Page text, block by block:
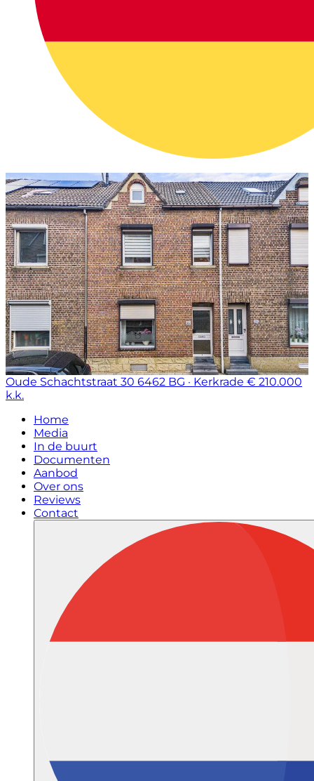
Oude Schachtstraat 30 6462 BG · Kerkrade € 210.000
k.k.
Home
Media
In de buurt
Documenten
Aanbod
Over ons
Reviews
Contact